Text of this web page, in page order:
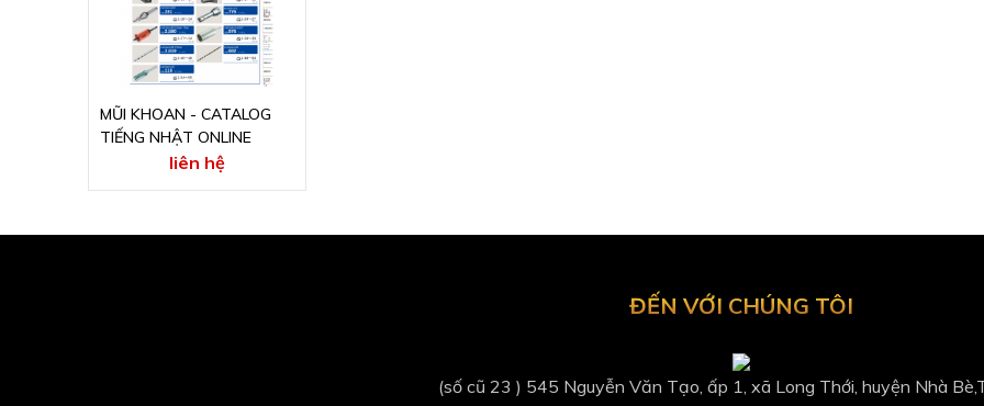
MŨI KHOAN - CATALOG
TIẾNG NHẬT ONLINE
liên hệ
ĐẾN VỚI CHÚNG TÔI
(số cũ 23 ) 545 Nguyễn Văn Tạo, ấp 1, xã Long Thới, huyện Nhà